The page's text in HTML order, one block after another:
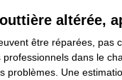
altérée,
être réparées, pas
dans le
problèmes. Une